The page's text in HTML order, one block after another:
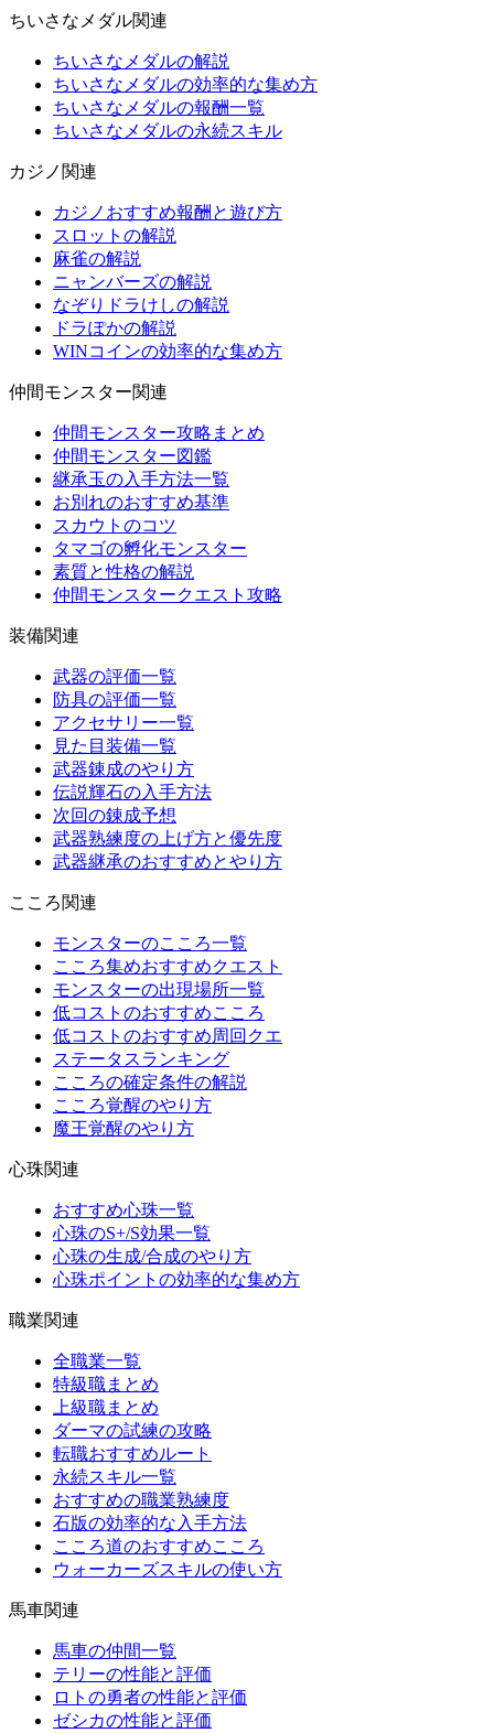
ちいさなメダル関連
ちいさなメダルの解説
ちいさなメダルの効率的な集め方
ちいさなメダルの報酬一覧
ちいさなメダルの永続スキル
カジノ関連
カジノおすすめ報酬と遊び方
スロットの解説
麻雀の解説
ニャンバーズの解説
なぞりドラけしの解説
ドラぽかの解説
WINコインの効率的な集め方
仲間モンスター関連
仲間モンスター攻略まとめ
仲間モンスター図鑑
継承玉の入手方法一覧
お別れのおすすめ基準
スカウトのコツ
タマゴの孵化モンスター
素質と性格の解説
仲間モンスタークエスト攻略
装備関連
武器の評価一覧
防具の評価一覧
アクセサリー一覧
見た目装備一覧
武器錬成のやり方
伝説輝石の入手方法
次回の錬成予想
武器熟練度の上げ方と優先度
武器継承のおすすめとやり方
こころ関連
モンスターのこころ一覧
こころ集めおすすめクエスト
モンスターの出現場所一覧
低コストのおすすめこころ
低コストのおすすめ周回クエ
ステータスランキング
こころの確定条件の解説
こころ覚醒のやり方
魔王覚醒のやり方
心珠関連
おすすめ心珠一覧
心珠のS+/S効果一覧
心珠の生成/合成のやり方
心珠ポイントの効率的な集め方
職業関連
全職業一覧
特級職まとめ
上級職まとめ
ダーマの試練の攻略
転職おすすめルート
永続スキル一覧
おすすめの職業熟練度
石版の効率的な入手方法
こころ道のおすすめこころ
ウォーカーズスキルの使い方
馬車関連
馬車の仲間一覧
テリーの性能と評価
ロトの勇者の性能と評価
ゼシカの性能と評価